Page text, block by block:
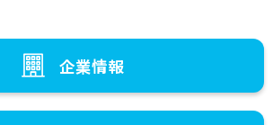
企業情報